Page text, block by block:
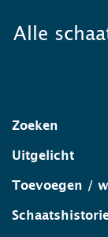
Alle
Zoeken
Uitgelicht
Toevoegen /